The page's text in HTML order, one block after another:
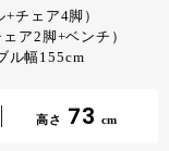
+チェア4脚）
ア2脚+ベンチ）
ル幅155cm
高さ 73 cm